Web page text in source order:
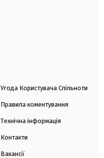
Угода Користувача Спільноти
Правила коментування
Технічна інформація
Контакти
Вакансії